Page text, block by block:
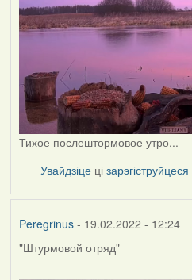
Тихое послештормовое утро...
Увайдзіце цізарэгіструйцеся
Peregrinus- 19.02.2022 - 12:24
"Штурмовой отряд"